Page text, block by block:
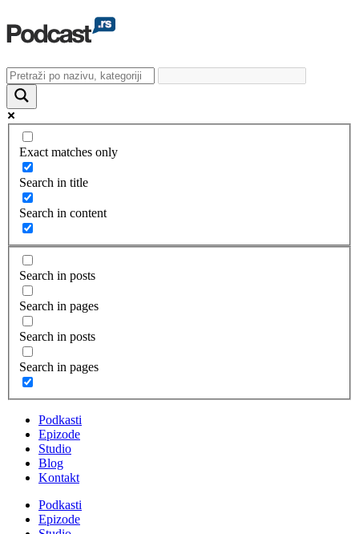
Exact matches only
Search in title
Search in content
Search in posts
Search in pages
Search in posts
Search in pages
Podkasti
Epizode
Studio
Blog
Kontakt
Podkasti
Epizode